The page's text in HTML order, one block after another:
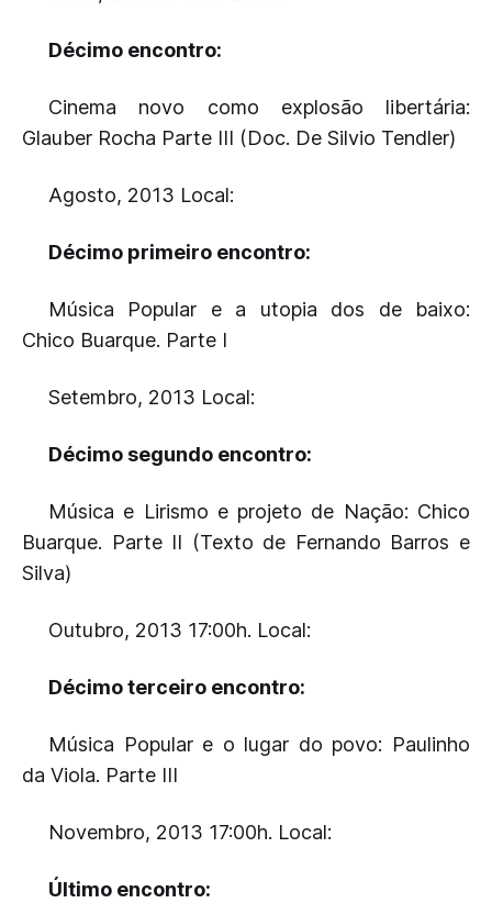
Décimo encontro:
Cinema novo como explosão libertária:
Glauber Rocha Parte III (Doc. De Silvio Tendler)
Agosto, 2013 Local:
Décimo primeiro encontro:
Música Popular e a utopia dos de baixo:
Chico Buarque. Parte I
Setembro, 2013 Local:
Décimo segundo encontro:
Música e Lirismo e projeto de Nação: Chico
Buarque. Parte II (Texto de Fernando Barros e
Silva)
Outubro, 2013 17:00h. Local:
Décimo terceiro encontro:
Música Popular e o lugar do povo: Paulinho
da Viola. Parte III
Novembro, 2013 17:00h. Local:
Último encontro: